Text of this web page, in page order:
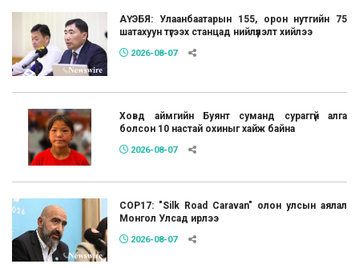
АҮЭБЯ: Улаанбаатарын 155, орон нутгийн 75
шатахуун түгээх станцад нийлүүлэлт хийлээ
2026-08-07
Ховд аймгийн Буянт суманд сураггүй алга
болсон 10 настай охиныг хайж байна
2026-08-07
COP17: "Silk Road Caravan" олон улсын аялал
Монгол Улсад ирлээ
2026-08-07